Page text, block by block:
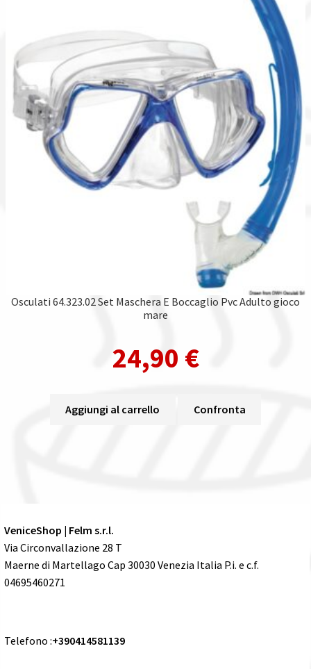
Osculati 64.323.02 Set Maschera E Boccaglio Pvc Adulto gioco
mare
24,90 €
Aggiungi al carrello Confronta
VeniceShop | Felm s.r.l.
Via Circonvallazione 28 T
Maerne di Martellago Cap 30030 Venezia Italia P.i. e c.f.
04695460271
Telefono :+390414581139